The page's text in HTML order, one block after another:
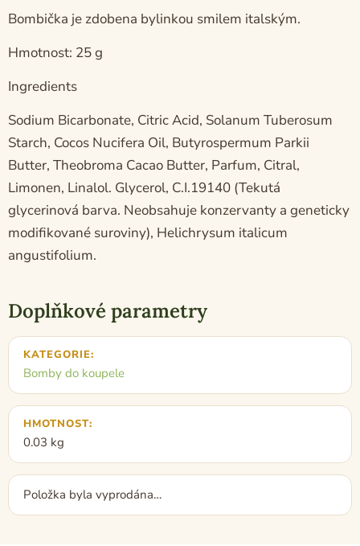
Bombička je zdobena bylinkou smilem italským.
Hmotnost: 25 g
Ingredients
Sodium Bicarbonate, Citric Acid, Solanum Tuberosum
Starch, Cocos Nucifera Oil, Butyrospermum Parkii
Butter, Theobroma Cacao Butter, Parfum, Citral,
Limonen, Linalol. Glycerol, C.I.19140 (Tekutá
glycerinová barva. Neobsahuje konzervanty a geneticky
modifikované suroviny), Helichrysum italicum
angustifolium.
Doplňkové parametry
KATEGORIE:
Bomby do koupele
HMOTNOST:
0.03 kg
Položka byla vyprodána…